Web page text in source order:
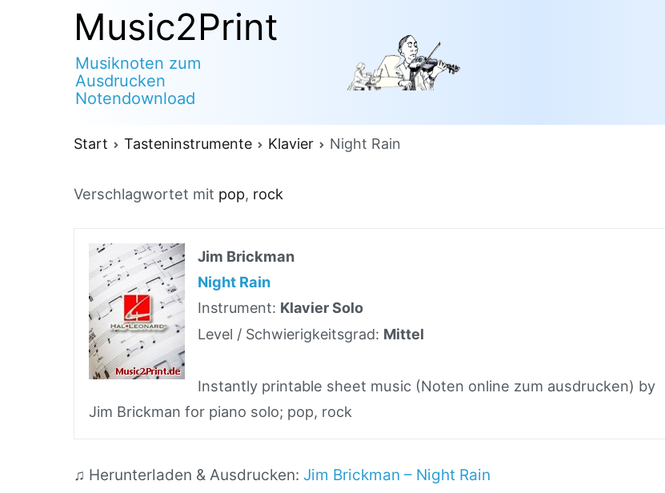
Music2Print
Musiknoten zum
Ausdrucken
Notendownload
Start Tasteninstrumente Klavier Night Rain
Verschlagwortet mit pop, rock
Jim Brickman
Night Rain
Instrument: Klavier Solo
Level / Schwierigkeitsgrad: Mittel
Instantly printable sheet music (Noten online zum ausdrucken) by
Jim Brickman for piano solo; pop, rock
♫ Herunterladen & Ausdrucken: Jim Brickman – Night Rain